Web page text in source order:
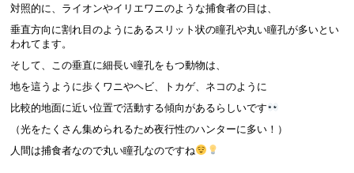
対照的に、ライオンやイリエワニのような捕食者の目は、
垂直方向に割れ目のようにあるスリット状の瞳孔や丸い瞳孔が多いとい
われてます。
そして、この垂直に細長い瞳孔をもつ動物は、
地を這うように歩くワニやヘビ、トカゲ、ネコのように
比較的地面に近い位置で活動する傾向があるらしいです
（光をたくさん集められるため夜行性のハンターに多い！）
人間は捕食者なので丸い瞳孔なのですね